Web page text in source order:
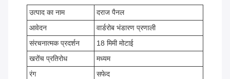
उत्पाद का नाम
दराज पैनल
आवेदन
वार्डरोब भंडारण प्रणाली
संरचनात्मक प्रदर्शन
18 मिमी मोटाई
खरोंच प्रतिरोध
मध्यम
रंग
सफेद